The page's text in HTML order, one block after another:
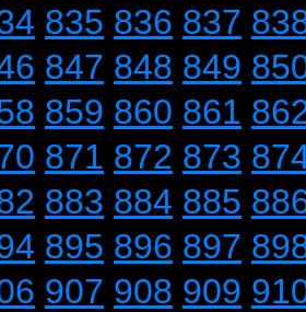
835 836 837
847 848 849
859 860 861
871 872 873
883 884 885
895 896 897
907 908 909